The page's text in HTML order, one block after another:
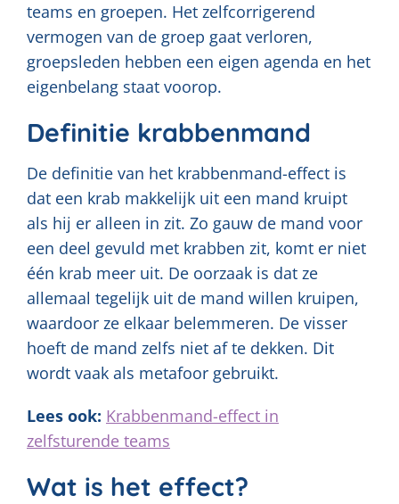
teams en groepen. Het zelfcorrigerend
vermogen van de groep gaat verloren,
groepsleden hebben een eigen agenda en het
eigenbelang staat voorop.
Definitie krabbenmand
De definitie van het krabbenmand-effect is
dat een krab makkelijk uit een mand kruipt
als hij er alleen in zit. Zo gauw de mand voor
een deel gevuld met krabben zit, komt er niet
één krab meer uit. De oorzaak is dat ze
allemaal tegelijk uit de mand willen kruipen,
waardoor ze elkaar belemmeren. De visser
hoeft de mand zelfs niet af te dekken. Dit
wordt vaak als metafoor gebruikt.
Lees ook: Krabbenmand-effect in
zelfsturende teams
Wat is het effect?